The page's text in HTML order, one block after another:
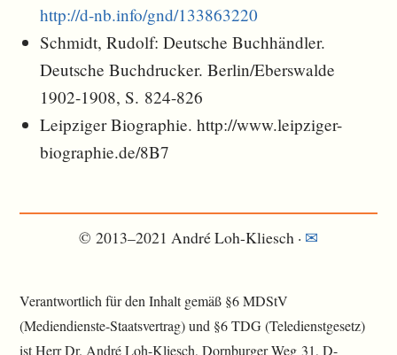
http://d-nb.info/gnd/133863220
Schmidt, Rudolf: Deutsche Buchhändler.
Deutsche Buchdrucker. Berlin/Eberswalde
1902-1908, S. 824-826
Leipziger Biographie. http://www.leipziger-
biographie.de/8B7
© 2013–2021 André Loh-Kliesch · ✉︎
Verantwortlich für den Inhalt gemäß §6 MDStV
(Mediendienste-Staatsvertrag) und §6 TDG (Teledienstgesetz)
ist Herr Dr. André Loh-Kliesch, Dornburger Weg 31, D-